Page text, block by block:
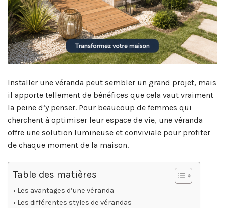
Installer une véranda peut sembler un grand projet, mais
il apporte tellement de bénéfices que cela vaut vraiment
la peine d’y penser. Pour beaucoup de femmes qui
cherchent à optimiser leur espace de vie, une véranda
offre une solution lumineuse et conviviale pour profiter
de chaque moment de la maison.
Table des matières
Les avantages d’une véranda
Les différentes styles de vérandas